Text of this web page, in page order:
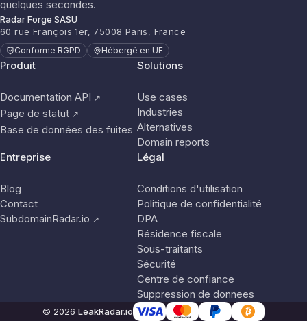
quelques secondes.
Radar Forge SASU
60 rue François 1er, 75008 Paris, France
Conforme RGPD Hébergé en UE
Produit
Documentation API ↗
Page de statut ↗
Base de données des fuites
Solutions
Use cases
Industries
Alternatives
Domain reports
Entreprise
Blog
Contact
SubdomainRadar.io ↗
Légal
Conditions d'utilisation
Politique de confidentialité
DPA
Résidence fiscale
Sous-traitants
Sécurité
Centre de confiance
Suppression de donnees
© 2026 LeakRadar.io